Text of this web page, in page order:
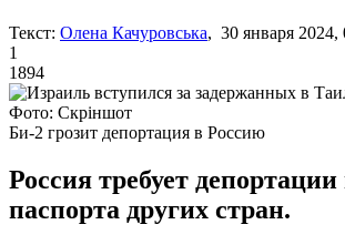
Текст: Олена Качуровська, 30 января 2024,
1
1894
Фото: Скріншот
Би-2 грозит депортация в Россию
Россия требует
паспорта других стран.